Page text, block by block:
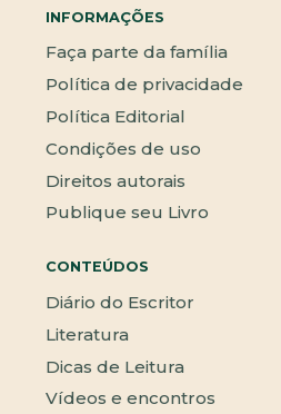
INFORMAÇÕES
Faça parte da família
Política de privacidade
Política Editorial
Condições de uso
Direitos autorais
Publique seu Livro
CONTEÚDOS
Diário do Escritor
Literatura
Dicas de Leitura
Vídeos e encontros